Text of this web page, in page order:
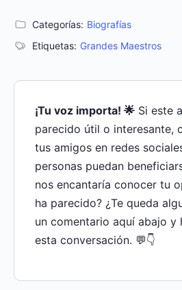
Categorías: Biografías
Etiquetas: Grandes Maestros
¡Tu voz importa! 🌟 Si este
parecido útil o interesante,
tus amigos en redes
personas puedan
nos encantaría conocer tu
ha parecido? ¿Te queda
un comentario aquí abajo y
esta conversación. 💬👇